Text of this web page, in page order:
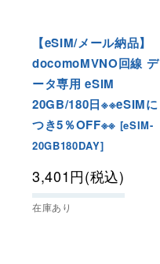
【eSIM/メール納品】
docomoMVNO回線 デ
ータ専用 eSIM
20GB/180日※※eSIMに
つき5％OFF※※ [eSIM-
20GB180DAY]
3,401円(税込)
在庫あり